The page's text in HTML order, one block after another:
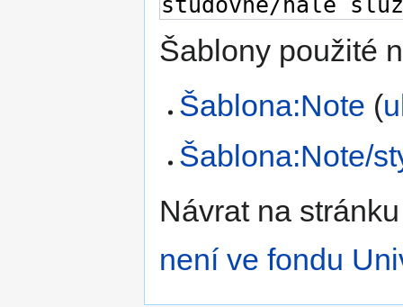
Šablony použité
Šablona:Note (
Šablona:Note/
Návrat na stránku
není ve fondu